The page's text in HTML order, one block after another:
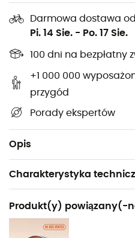
Darmowa dostawa od
Pi. 14 Sie. - Po. 17 Sie.
100 dni na bezpłatny
+1 000 000
przygód
Porady ekspertów
Opis
zapewnia optymalny
sznurki ściągające
małą, ukrytą kieszonkę z
przechowywania kluczy lub
Sznurek ściągający
Materiał: 95%
Charakterystyka
Polecane dla
Nordic walking / Trail /
Produkt(y) powiązany(-